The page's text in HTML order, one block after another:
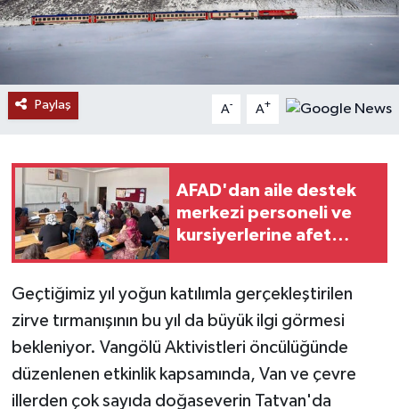
Paylaş A- A+
AFAD'dan aile destek
merkezi personeli ve
kursiyerlerine afet
Geçtiğimiz yıl yoğun katılımla gerçekleştirilen
zirve tırmanışının bu yıl da büyük ilgi görmesi
bekleniyor. Vangölü Aktivistleri öncülüğünde
düzenlenen etkinlik kapsamında, Van ve çevre
illerden çok sayıda doğaseverin Tatvan'da